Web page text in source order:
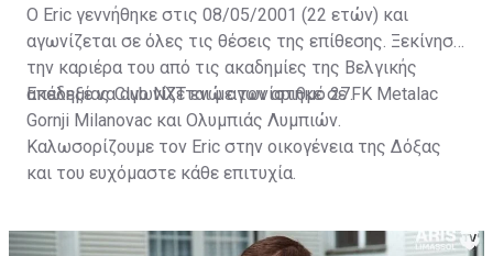
Ο Eric γεννήθηκε στις 08/05/2001 (22 ετών) και
αγωνίζεται σε όλες τις θέσεις της επίθεσης. Ξεκίνησε
την καριέρα του από τις ακαδημίες της Βελγικής
ακαδημίας Club NXT ενώ αγωνίστηκε σε FK Metalac
Gornji Milanovac και Ολυμπιάς Λυμπιών.
Επέλεξε να αγωνίζεται με τον αριθμό 27.
Καλωσορίζουμε τον Eric στην οικογένεια της Δόξας
και του ευχόμαστε κάθε επιτυχία.